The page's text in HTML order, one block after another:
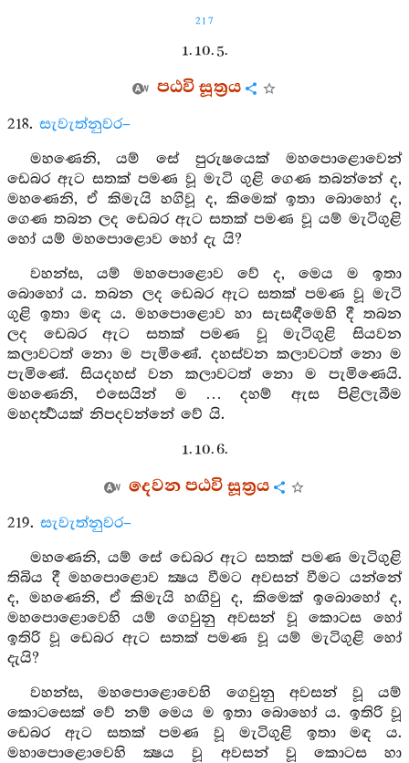
217
1. 10. 5.
පඨවි සූත්‍රය
218. සැවැත්නුවර–
මහණෙනි, යම් සේ පුරුෂයෙක් මහපොළොවෙන්
ඩෙබර ඇට සතක් පමණ වූ මැටි ගුළි ගෙණ තබන්නේ ද,
මහණෙනි, ඒ කිමැයි හගිවූ ද, කිමෙක් ඉතා බොහෝ ද,
ගෙණ තබන ලද ඩෙබර ඇට සතක් පමණ වූ යම් මැටිගුළි
හෝ යම් මහපොළොව හෝ දැ යි?
වහන්ස, යම් මහපොළොව වේ ද, මෙය ම ඉතා
බොහෝ ය. තබන ලද ඩෙබර ඇට සතක් පමණ වූ මැටි
ගුළි ඉතා මඳ ය. මහපොළොව හා සැසඳීමෙහි දී තබන
ලද ඩෙබර ඇට සතක් පමණ වූ මැටිගුළි සියවන
කලාවටත් නො ම පැමිණේ. දහස්වන කලාවටත් නො ම
පැමිණේ. සියදහස් වන කලාවටත් නො ම පැමිණෙයි.
මහණෙනි, එසෙයින් ම … දහම් ඇස පිළිලැබීම
මහදර්‍ත්‍ථයක් නිපදවන්නේ වේ යි.
1. 10. 6.
දෙවන පඨවි සූත්‍රය
219. සැවැත්නුවර–
මහණෙනි, යම් සේ ඩෙබර ඇට සතක් පමණ මැටිගුළි
තිබිය දී මහපොළොව ක්‍ෂය වීමට අවසන් වීමට යන්නේ
ද, මහණෙනි, ඒ කිමැයි හඟිවු ද, කිමෙක් ඉබොහෝ ද,
මහපොළොවෙහි යම් ගෙවුනු අවසන් වූ කොටස හෝ
ඉතිරි වූ ඩෙබර ඇට සතක් පමණ වූ යම් මැටිගුළි හෝ
දැයි?
වහන්ස, මහපොළොවෙහි ගෙවුනු අවසන් වූ යම්
කොටසෙක් වේ නම් මෙය ම ඉතා බොහෝ ය. ඉතිරි වූ
ඩෙබර ඇට සතක් පමණ වූ මැටිගුළි ඉතා මඳ ය.
මහාපොළොවෙහි ක්‍ෂය වූ අවසන් වූ කොටස හා